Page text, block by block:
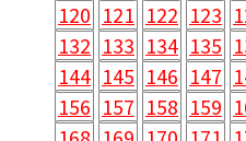
120 121 122 123
132 133 134 135
144 145 146 147
156 157 158 159